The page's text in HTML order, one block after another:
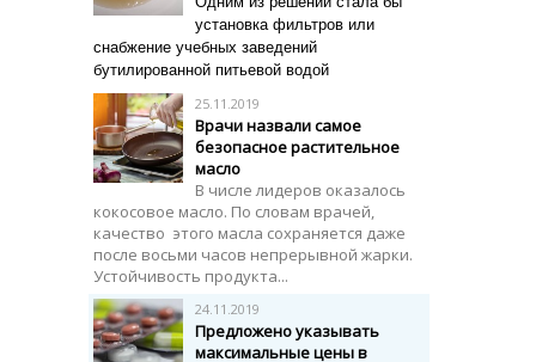
установка фильтров или
снабжение учебных заведений
бутилированной питьевой водой
25.11.2019
Врачи назвали самое
безопасное растительное
масло
В числе лидеров оказалось
кокосовое масло. По словам врачей,
качество этого масла сохраняется даже
после восьми часов непрерывной жарки.
Устойчивость продукта...
24.11.2019
Предложено указывать
максимальные цены в